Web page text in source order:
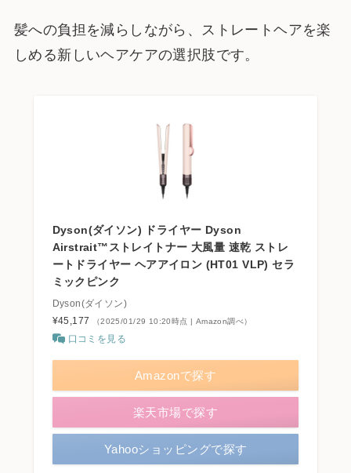
髪への負担を減らしながら、ストレートヘアを楽
しめる新しいヘアケアの選択肢です。
Dyson(ダイソン) ドライヤー Dyson
Airstrait™ストレイトナー 大風量 速乾 ストレ
ートドライヤー ヘアアイロン (HT01 VLP) セラ
ミックピンク
Dyson(ダイソン)
¥45,177
（2025/01/29 10:20時点 | Amazon調べ）
口コミを見る
Amazonで探す
楽天市場で探す
Yahooショッピングで探す